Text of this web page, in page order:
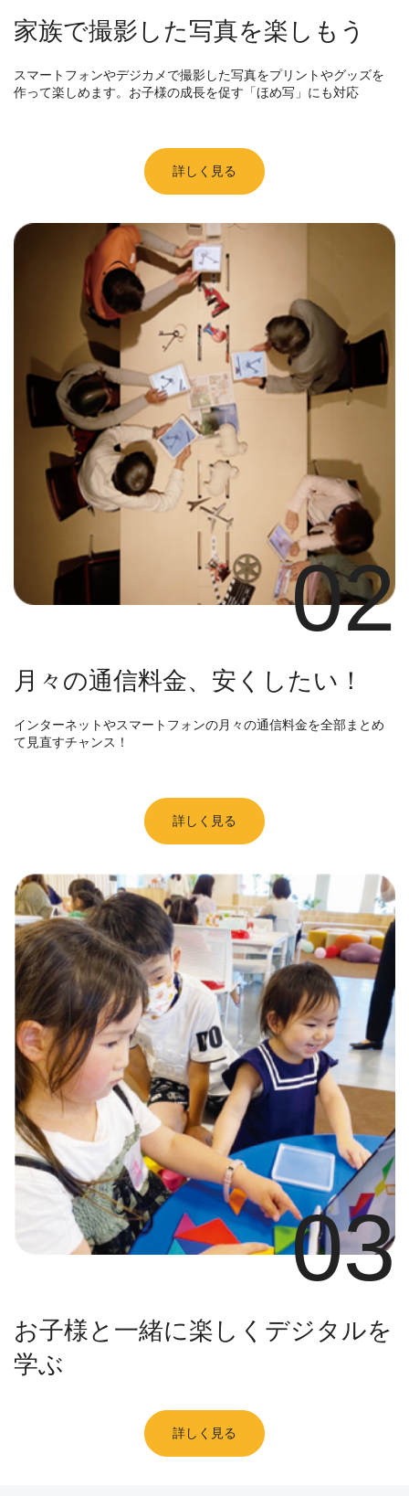
家族で撮影した写真を楽しもう
スマートフォンやデジカメで撮影した写真をプリントやグッズを
作って楽しめます。お子様の成長を促す「ほめ写」にも対応
詳しく見る
02
月々の通信料金、安くしたい！
インターネットやスマートフォンの月々の通信料金を全部まとめ
て見直すチャンス！
詳しく見る
03
お子様と一緒に楽しくデジタルを
学ぶ
詳しく見る